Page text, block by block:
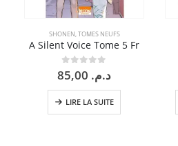
SHONEN,TOMES NEUFS
A Silent Voice Tome 5 Fr
0sur 5د.م.
LIRE LA SUITE